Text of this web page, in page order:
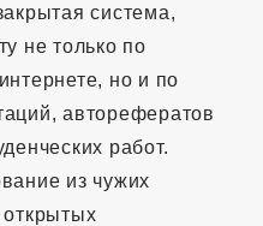
система,
не только по
но и по
авторефератов
работ.
из чужих